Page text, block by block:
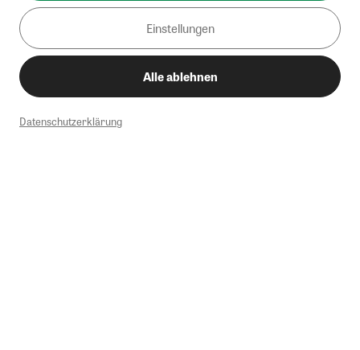
Einstellungen
Alle ablehnen
Datenschutzerklärung